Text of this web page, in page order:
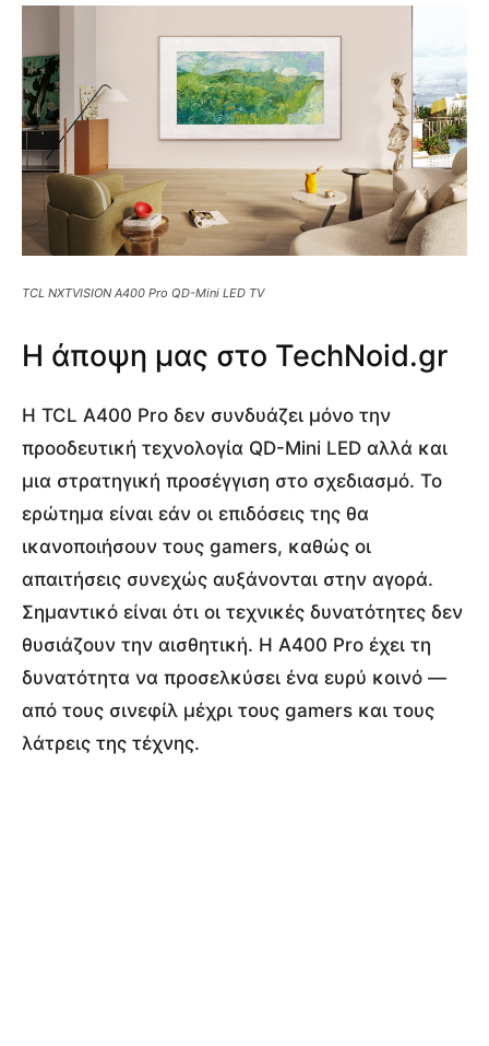
TCL NXTVISION A400 Pro QD-Mini LED TV
Η άποψη μας στο TechNoid.gr
Η TCL A400 Pro δεν συνδυάζει μόνο την
προοδευτική τεχνολογία QD-Mini LED αλλά και
μια στρατηγική προσέγγιση στο σχεδιασμό. Το
ερώτημα είναι εάν οι επιδόσεις της θα
ικανοποιήσουν τους gamers, καθώς οι
απαιτήσεις συνεχώς αυξάνονται στην αγορά.
Σημαντικό είναι ότι οι τεχνικές δυνατότητες δεν
θυσιάζουν την αισθητική. Η A400 Pro έχει τη
δυνατότητα να προσελκύσει ένα ευρύ κοινό —
από τους σινεφίλ μέχρι τους gamers και τους
λάτρεις της τέχνης.